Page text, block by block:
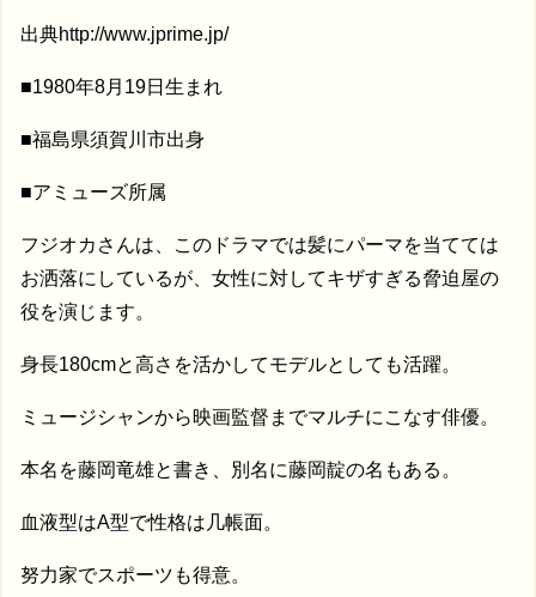
出典http://www.jprime.jp/
■1980年8月19日生まれ
■福島県須賀川市出身
■アミューズ所属
フジオカさんは、このドラマでは髪にパーマを当てては
お洒落にしているが、女性に対してキザすぎる脅迫屋の
役を演じます。
身長180cmと高さを活かしてモデルとしても活躍。
ミュージシャンから映画監督までマルチにこなす俳優。
本名を藤岡竜雄と書き、別名に藤岡靛の名もある。
血液型はA型で性格は几帳面。
努力家でスポーツも得意。